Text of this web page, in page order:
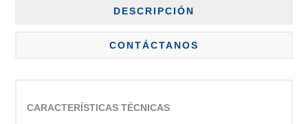
DESCRIPCIÓN
CONTÁCTANOS
CARACTERÍSTICAS TÉCNICAS